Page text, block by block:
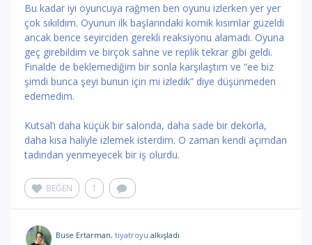
Bu kadar iyi oyuncuya rağmen ben oyunu izlerken yer yer
çok sıkıldım. Oyunun ilk başlarındaki komik kısımlar güzeldi
ancak bence seyirciden gerekli reaksiyonu alamadı. Oyuna
geç girebildim ve birçok sahne ve replik tekrar gibi geldi.
Finalde de beklemediğim bir sonla karşılaştım ve “ee biz
şimdi bunca şeyi bunun için mi izledik” diye düşünmeden
edemedim.
Kutsal’ı daha küçük bir salonda, daha sade bir dekorla,
daha kısa haliyle izlemek isterdim. O zaman kendi açımdan
tadından yenmeyecek bir iş olurdu.
BEĞEN 1
Buse Ertarman, tiyatroyu alkışladı